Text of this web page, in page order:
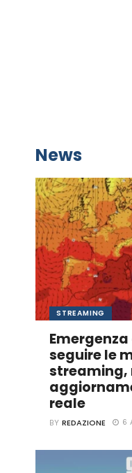
News
STREAMING
seguire le
streaming,
reale
BYREDAZIONE 6